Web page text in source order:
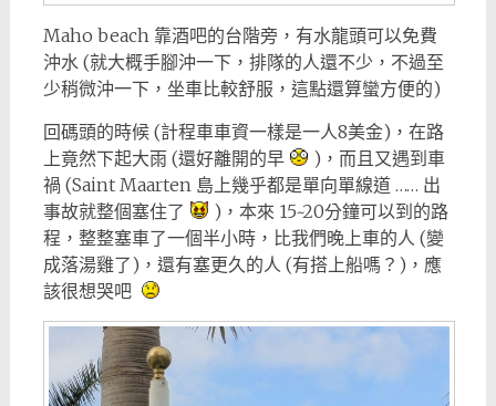
Maho beach 靠酒吧的台階旁，有水龍頭可以免費
沖水 (就大概手腳沖一下，排隊的人還不少，不過至
少稍微沖一下，坐車比較舒服，這點還算蠻方便的)
回碼頭的時候 (計程車車資一樣是一人8美金)，在路
上竟然下起大雨 (還好離開的早
)，而且又遇到車
禍 (Saint Maarten 島上幾乎都是單向單線道 …… 出
事故就整個塞住了
)，本來 15~20分鐘可以到的路
程，整整塞車了一個半小時，比我們晚上車的人 (變
成落湯雞了)，還有塞更久的人 (有搭上船嗎？)，應
該很想哭吧